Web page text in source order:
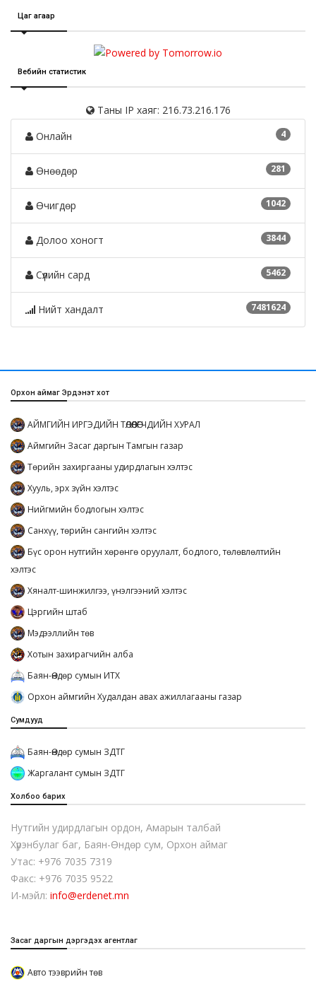
Цаг агаар
Вебийн статистик
Таны IP хаяг: 216.73.216.176
4
Онлайн
281
Өнөөдөр
1042
Өчигдөр
3844
Долоо хоногт
5462
Сүүлийн сард
7481624
Нийт хандалт
Орхон аймаг Эрдэнэт хот
АЙМГИЙН ИРГЭДИЙН ТӨЛӨӨЛӨГЧДИЙН ХУРАЛ
Аймгийн Засаг даргын Тамгын газар
Төрийн захиргааны удирдлагын хэлтэс
Хууль, эрх зүйн хэлтэс
Нийгмийн бодлогын хэлтэс
Санхүү, төрийн сангийн хэлтэс
Бүс орон нутгийн хөрөнгө оруулалт, бодлого, төлөвлөлтийн
хэлтэс
Хяналт-шинжилгээ, үнэлгээний хэлтэс
Цэргийн штаб
Мэдээллийн төв
Хотын захирагчийн алба
Баян-Өндөр сумын ИТХ
Орхон аймгийн Худалдан авах ажиллагааны газар
Сумдууд
Баян-Өндөр сумын ЗДТГ
Жаргалант сумын ЗДТГ
Холбоо барих
Нутгийн удирдлагын ордон, Амарын талбай
Хүрэнбулаг баг, Баян-Өндөр сум, Орхон аймаг
Утас: +976 7035 7319
Факс: +976 7035 9522
И-мэйл: info@erdenet.mn
Засаг даргын дэргэдэх агентлаг
Авто тээврийн төв